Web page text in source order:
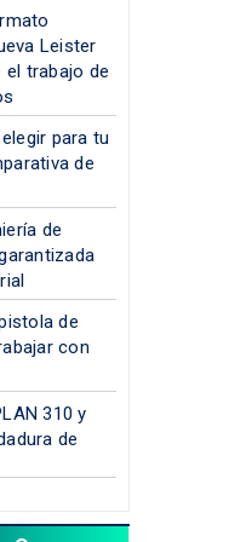
Leister
el trabajo de
para tu
de
de
de
con
310 y
de